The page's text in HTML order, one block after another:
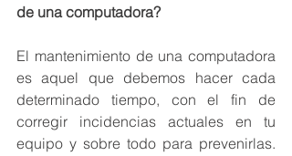
de una computadora?
El mantenimiento de una computadora
es aquel que debemos hacer cada
determinado tiempo, con el fin de
corregir incidencias actuales en tu
equipo y sobre todo para prevenirlas.